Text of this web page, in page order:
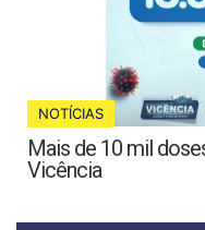
NOTÍCIAS
Mais de 10 mil
Vicência